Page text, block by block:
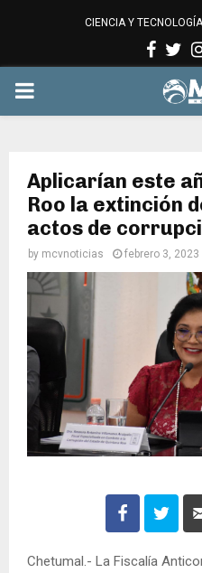
CIENCIA Y TECNOLOGÍA
PRIMARY
Aplicarían este
Roo la extinción
actos de
by mcvnoticias febrero 3, 2023
Chetumal.- La Fiscalía